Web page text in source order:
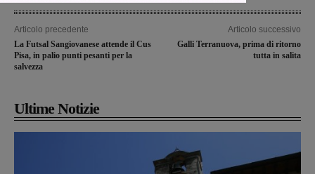
Articolo precedente
La Futsal Sangiovanese attende il Cus
Pisa, in palio punti pesanti per la
salvezza
Articolo successivo
Galli Terranuova, prima di ritorno
tutta in salita
Ultime Notizie